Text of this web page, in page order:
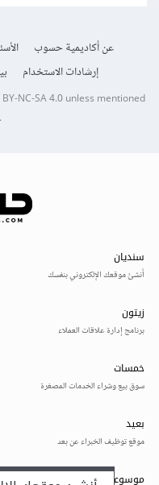
عن أكاديمية حسوب
إرشادات الاستخدام
BY-NC-SA 4.0unless mentioned